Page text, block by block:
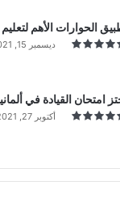
الحوارات الأهم لتعليم
ديسمبر 15, 2021
امتحان القيادة في
أكتوبر 27, 2021